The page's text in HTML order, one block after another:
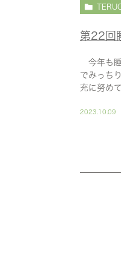
第22回
今年も睡
でみっち
充に努め
2023.10.09